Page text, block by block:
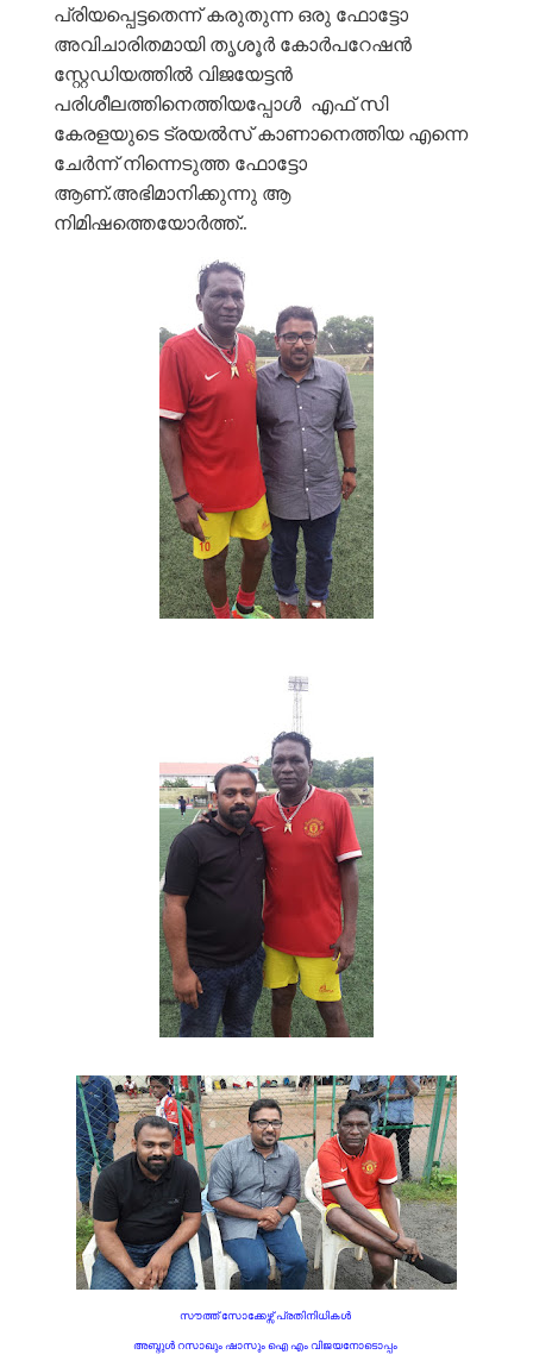
പ്രിയപ്പെട്ടതെന്ന് കരുതുന്ന ഒരു ഫോട്ടോ
അവിചാരിതമായി തൃശൂർ കോർപറേഷൻ
സ്റ്റേഡിയത്തിൽ വിജയേട്ടൻ
പരിശീലത്തിനെത്തിയപ്പോൾ എഫ് സി
കേരളയുടെ ട്രയൽസ് കാണാനെത്തിയ എന്നെ
ചേർന്ന് നിന്നെടുത്ത ഫോട്ടോ
ആണ്.അഭിമാനിക്കുന്നു ആ
നിമിഷത്തെയോർത്ത്..
സൗത്ത് സോക്കേഴ്സ് പ്രതിനിധികൾ
അബ്ദുൾ റസാഖും ഷാസും ഐ എം വിജയനോടൊപ്പം